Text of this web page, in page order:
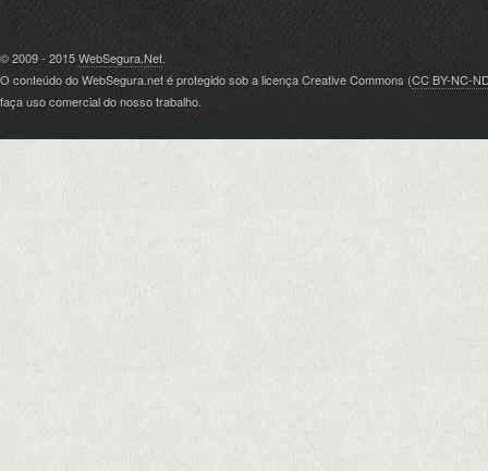
© 2009 - 2015WebSegura.Net.
O conteúdo do WebSegura.net é protegido sob a licença Creative Commons (CC BY-NC-
faça uso comercial do nosso trabalho.